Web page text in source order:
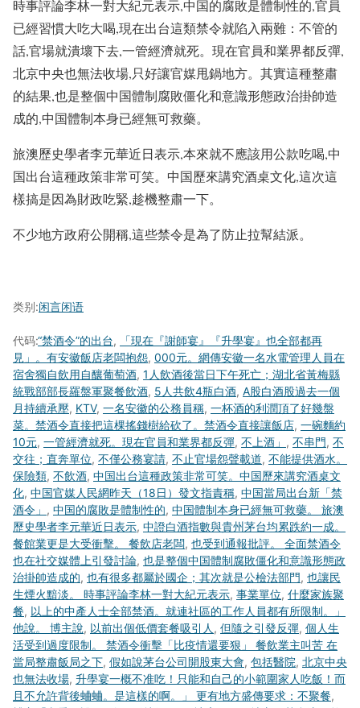
時事評論李林一對大紀元表示,中国的腐敗是體制性的,官員
已經習慣大吃大喝,現在出台這類禁令就陷入兩難：不管的
話,官場就潰壞下去,一管經濟就死。現在官員和業界都反彈,
北京中央也無法收場,只好讓官媒甩鍋地方。其實這種整肅
的結果,也是整個中国體制腐敗僵化和意識形態政治掛帥造
成的,中国體制本身已經無可救藥。
旅澳歷史學者李元華近日表示,本來就不應該用公款吃喝,中
国出台這種政策非常可笑。中国歷來講究酒桌文化,這次這
樣搞是因為財政吃緊,趁機整肅一下。
不少地方政府公開稱,這些禁令是為了防止拉幫結派。
类别:闲言闲语
代码:“禁酒令”的出台,
「現在『謝師宴』『升學宴』也全部都再
見」。有安徽飯店老闆抱怨, 000元。網傳安徽一名水電管理人員在
宿舍獨自飲用自釀葡萄酒, 1人飲酒後當日下午死亡；湖北省黃梅縣
統戰部部長羅盤軍聚餐飲酒, 5人共飲4瓶白酒, A股白酒股過去一個
月持續承壓, KTV, 一名安徽的公務員稱, 一杯酒的利潤頂了好幾盤
菜。禁酒令直接把這棵搖錢樹給砍了。禁酒令直接讓飯店, 一碗麵約
10元, 一管經濟就死。現在官員和業界都反彈, 不上酒」 , 不串門, 不
交往；直奔單位, 不僅公務宴請, 不止官場怨聲載道, 不能提供酒水。
保險類, 不飲酒, 中国出台這種政策非常可笑。中国歷來講究酒桌文
化, 中国官媒人民網昨天（18日）發文指責稱, 中国當局出台新「禁
酒令」 , 中国的腐敗是體制性的, 中国體制本身已經無可救藥。 旅澳
歷史學者李元華近日表示, 中證白酒指數與貴州茅台均累跌約一成。
餐館業更是大受衝擊。 餐飲店老闆, 也受到通報批評。 全面禁酒令
也在社交媒體上引發討論, 也是整個中国體制腐敗僵化和意識形態政
治掛帥造成的, 也有很多都屬於國企；其次就是公檢法部門, 也讓民
生煙火黯淡。 時事評論李林一對大紀元表示, 事業單位, 什麼家族聚
餐, 以上的中產人士全部禁酒。就連社區的工作人員都有所限制。」
他說。 博主說, 以前出個低價套餐吸引人 , 但隨之引發反彈, 個人生
活受到過度限制。 禁酒令衝擊「比疫情還要狠」 餐飲業主叫苦 在
當局整肅飯局之下, 假如說茅台公司開股東大會, 包括醫院, 北京中央
也無法收場, 升學宴一概不准吃！只能和自己的小範圍家人吃飯！而
且不允許背後蛐蛐。是這樣的啊。」 更有地方盛傳要求：不聚餐,